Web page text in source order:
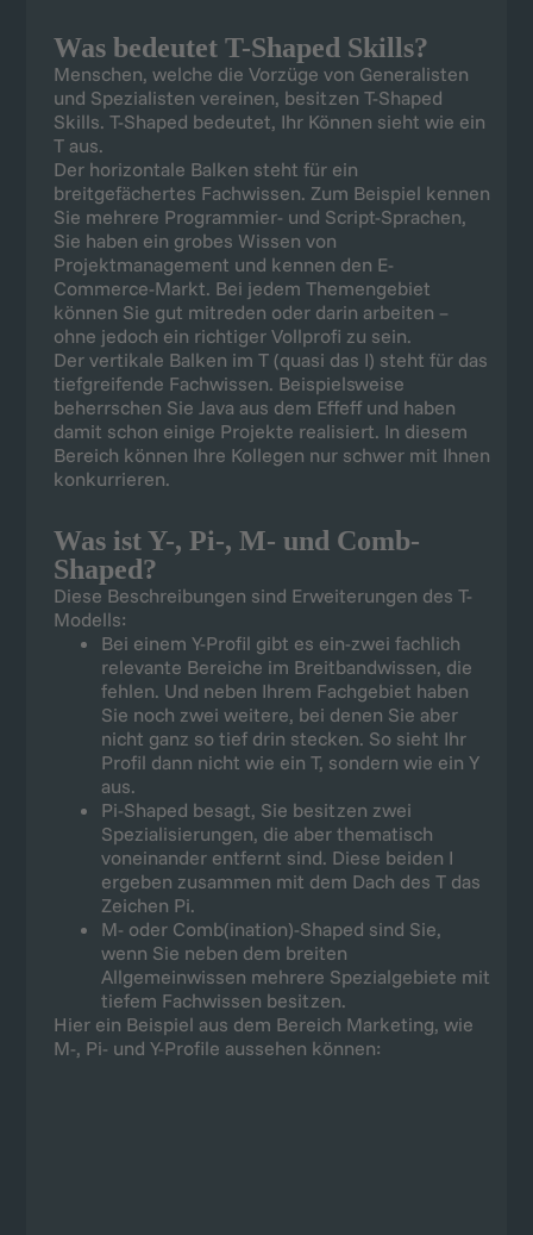
Was bedeutet T-Shaped Skills?
Menschen, welche die Vorzüge von Generalisten
und Spezialisten vereinen, besitzen T-Shaped
Skills. T-Shaped bedeutet, Ihr Können sieht wie ein
T aus.
Der horizontale Balken steht für ein
breitgefächertes Fachwissen. Zum Beispiel kennen
Sie mehrere Programmier- und Script-Sprachen,
Sie haben ein grobes Wissen von
Projektmanagement und kennen den E-
Commerce-Markt. Bei jedem Themengebiet
können Sie gut mitreden oder darin arbeiten –
ohne jedoch ein richtiger Vollprofi zu sein.
Der vertikale Balken im T (quasi das I) steht für das
tiefgreifende Fachwissen. Beispielsweise
beherrschen Sie Java aus dem Effeff und haben
damit schon einige Projekte realisiert. In diesem
Bereich können Ihre Kollegen nur schwer mit Ihnen
konkurrieren.
Was ist Y-, Pi-, M- und Comb-
Shaped?
Diese Beschreibungen sind Erweiterungen des T-
Modells:
Bei einem Y-Profil gibt es ein-zwei fachlich
relevante Bereiche im Breitbandwissen, die
fehlen. Und neben Ihrem Fachgebiet haben
Sie noch zwei weitere, bei denen Sie aber
nicht ganz so tief drin stecken. So sieht Ihr
Profil dann nicht wie ein T, sondern wie ein Y
aus.
Pi-Shaped besagt, Sie besitzen zwei
Spezialisierungen, die aber thematisch
voneinander entfernt sind. Diese beiden I
ergeben zusammen mit dem Dach des T das
Zeichen Pi.
M- oder Comb(ination)-Shaped sind Sie,
wenn Sie neben dem breiten
Allgemeinwissen mehrere Spezialgebiete mit
tiefem Fachwissen besitzen.
Hier ein Beispiel aus dem Bereich Marketing, wie
M-, Pi- und Y-Profile aussehen können: